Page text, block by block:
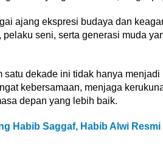
ajang ekspresi budaya dan
seni, serta generasi muda
satu dekade ini tidak hanya
kebersamaan, menjaga
depan yang lebih baik.
Habib Saggaf, Habib Alwi